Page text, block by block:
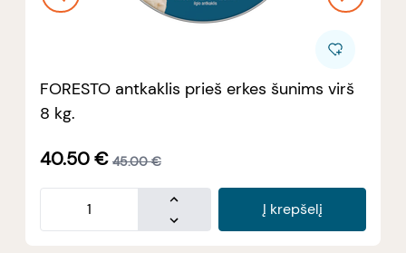
FORESTO antkaklis prieš erkes šunims virš
8 kg.
40.50€ 45.00 €
Į krepšelį